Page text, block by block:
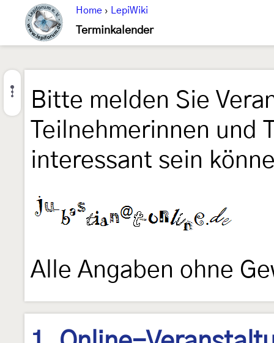
Home › LepiWiki
Terminkalender
Bitte melden Sie
Teilnehmerinnen und
interessant sein
Alle Angaben ohne